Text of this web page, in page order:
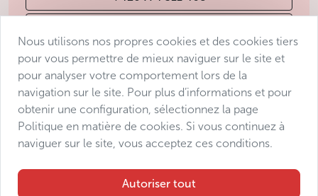
Conditions de vente
Protection des données
Déclaration d’accessibilité
Manage consent
Nous utilisons nos propres cookies et des cookies tiers
pour vous permettre de mieux naviguer sur le site et
pour analyser votre comportement lors de la
navigation sur le site. Pour plus d’informations et pour
obtenir une configuration, sélectionnez la page
Politique en matière de cookies. Si vous continuez à
naviguer sur le site, vous acceptez ces conditions.
Autoriser tout